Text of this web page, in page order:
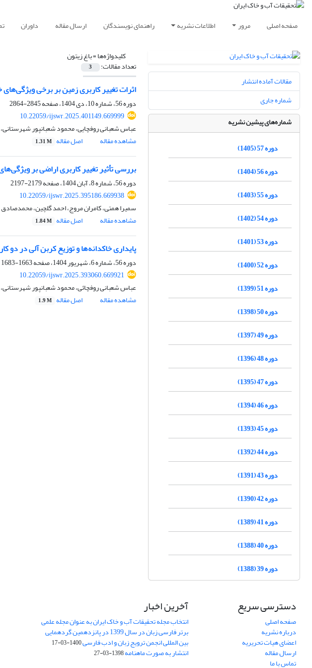
صفحه اصلی مرور اطلاعات نشریه راهنمای نویسندگان ارسال مقاله داوران
کلیدواژه‌ها =باغ زیتون
تعداد مقالات: 3
اثرات تغییر کاربری زمین بر برخی
دوره 56، شماره 10، دی 1404، صفحه
2845-2864
10.22059/ijswr.2025.401149.669999
عباس شعبانی روفچایی، محمود شعبانپور
مشاهده مقاله
اصل مقاله 1.31 M
بررسی تأثیر تغییر کاربری اراضی بر
دوره 56، شماره 8، آبان 1404، صفحه
2179-2197
10.22059/ijswr.2025.395186.669938
سمیرا همتی، کامران مروج، احمد گلچین،
مشاهده مقاله
اصل مقاله 1.84 M
پایداری خاکدانه‌ها و توزیع کربن آلی در دو
دوره 56، شماره 6، شهریور 1404، صفحه
1663-1683
10.22059/ijswr.2025.393060.669921
عباس شعبانی روفچائی، محمود شعبانپور
مشاهده مقاله
اصل مقاله 1.9 M
مقالات آماده انتشار
شماره جاری
شماره‌های پیشین نشریه
دوره 57 (1405)
دوره 56 (1404)
دوره 55 (1403)
دوره 54 (1402)
دوره 53 (1401)
دوره 52 (1400)
دوره 51 (1399)
دوره 50 (1398)
دوره 49 (1397)
دوره 48 (1396)
دوره 47 (1395)
دوره 46 (1394)
دوره 45 (1393)
دوره 44 (1392)
دوره 43 (1391)
دوره 42 (1390)
دوره 41 (1389)
دوره 40 (1388)
دوره 39 (1388)
دسترسی سریع
صفحه اصلی
درباره نشریه
اعضای هیات تحریریه
ارسال مقاله
تماس با ما
آخرین اخبار
انتخاب مجله تحقیقات آب و خاک ایران به عنوان مجله علمی
برتر فارسی زبان در سال 1399 در پانزدهمین گردهمایی
بین المللی انجمن ترویج زبان و ادب فارسی1400-03-17
انتشار به صورت ماهنامه1398-03-27